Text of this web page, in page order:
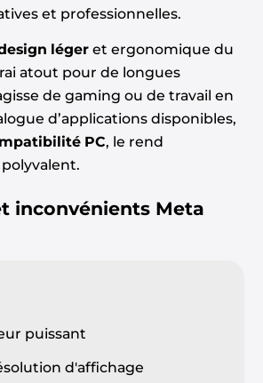
et professionnelles.
légeret ergonomique du
atout pour de longues
de gaming ou de travail en
d’applications disponibles,
PC, le rend
inconvénients Meta
puissant
d'affichage